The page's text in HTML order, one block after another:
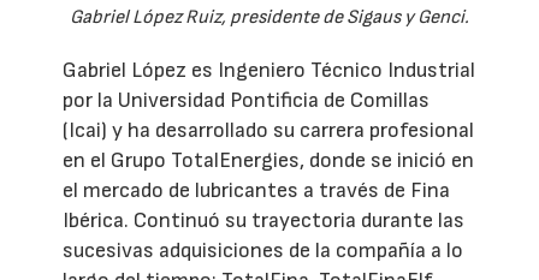
Gabriel López Ruiz, presidente de Sigaus y Genci.
Gabriel López es Ingeniero Técnico Industrial
por la Universidad Pontificia de Comillas
(Icai) y ha desarrollado su carrera profesional
en el Grupo TotalEnergies, donde se inició en
el mercado de lubricantes a través de Fina
Ibérica. Continuó su trayectoria durante las
sucesivas adquisiciones de la compañía a lo